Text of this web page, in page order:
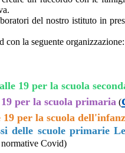
del nostro istituto in
la seguente
19 per la scuola
per la scuola primaria (
19 per la scuola
delle scuole primarie
Covid)